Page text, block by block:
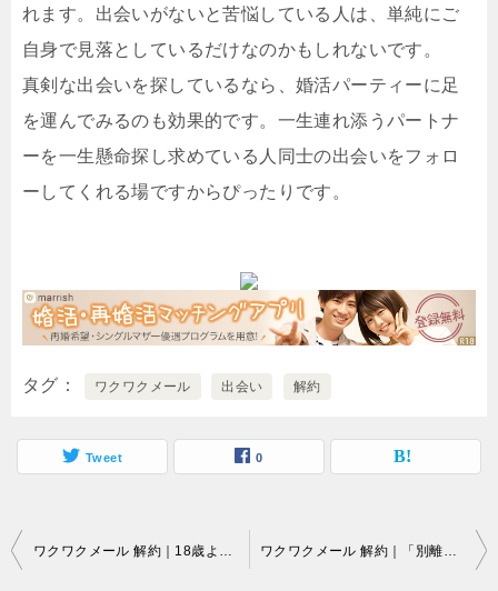
れます。出会いがないと苦悩している人は、単純にご
自身で見落としているだけなのかもしれないです。
真剣な出会いを探しているなら、婚活パーティーに足
を運んでみるのも効果的です。一生連れ添うパートナ
ーを一生懸命探し求めている人同士の出会いをフォロ
ーしてくれる場ですからぴったりです。
タグ ワクワクメール 出会い 解約
Tweet 0
投
ワクワクメール 解約｜18歳より上という条件をパスしないと出会い系サイト（ワクワクメールなど）を駆使することは許されていません…。 ワクワクメール 解約｜「別離した相手との復縁を実現した」という人の過半数は…。